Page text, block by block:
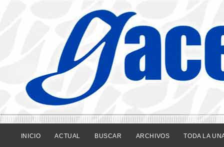
INICIO ACTUAL BUSCAR ARCHIVOS TODA LA